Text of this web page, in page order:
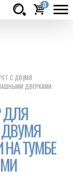
0
С ДВУМЯ
ДВЕРКАМИ
ДЛЯ
ДВУМЯ
ТУМБЕ